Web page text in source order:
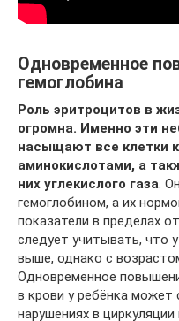
Одновременное
гемоглобина
Роль эритроцитов в
огромна. Именно эти
насыщают все клетки
аминокислотами, а
них углекислого газа .
гемоглобином, а их
показатели в пределах
следует учитывать, что
выше, однако с
Одновременное
в крови у ребёнка может
нарушениях в циркуляции